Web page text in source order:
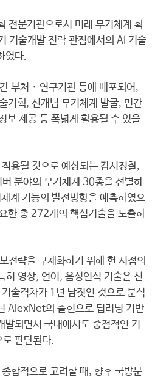
전문기관으로서 미래 무기체계 확
기술개발 전략 관점에서의 AI 기술
였다.
부처・연구기관 등에 배포되어,
기획, 신개념 무기체계 발굴, 민간
보 제공 등 폭넓게 활용될 수 있을
용될 것으로 예상되는 감시정찰,
분야의 무기체계 30종을 선별하
계 기능의 발전방향을 예측하였으
한 총 272개의 핵심기술을 도출하
전략을 구체화하기 위해 현 시점의
히 영상, 언어, 음성인식 기술은 선
술격차가 1년 남짓인 것으로 분석
AlexNet의 출현으로 딥러닝 기반
되면서 국내에서도 중점적인 기
판단된다.
합적으로 고려할 때, 향후 국방분